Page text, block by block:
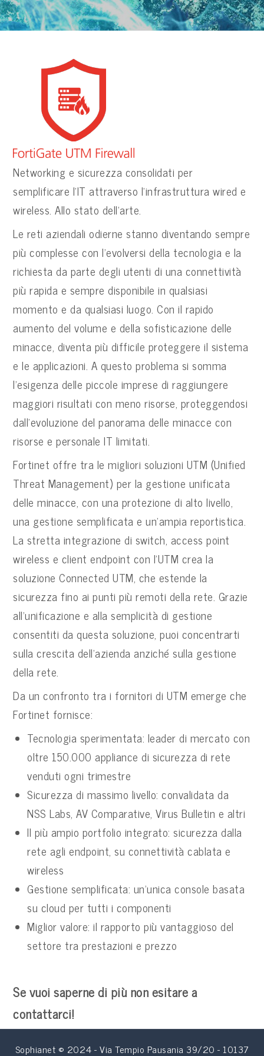
Networking e sicurezza consolidati per
semplificare l’IT attraverso l’infrastruttura wired e
wireless. Allo stato dell’arte.
Le reti aziendali odierne stanno diventando sempre
più complesse con l’evolversi della tecnologia e la
richiesta da parte degli utenti di una connettività
più rapida e sempre disponibile in qualsiasi
momento e da qualsiasi luogo. Con il rapido
aumento del volume e della sofisticazione delle
minacce, diventa più difficile proteggere il sistema
e le applicazioni. A questo problema si somma
l’esigenza delle piccole imprese di raggiungere
maggiori risultati con meno risorse, proteggendosi
dall’evoluzione del panorama delle minacce con
risorse e personale IT limitati.
Fortinet offre tra le migliori soluzioni UTM (Unified
Threat Management) per la gestione unificata
delle minacce, con una protezione di alto livello,
una gestione semplificata e un’ampia reportistica.
La stretta integrazione di switch, access point
wireless e client endpoint con l’UTM crea la
soluzione Connected UTM, che estende la
sicurezza fino ai punti più remoti della rete. Grazie
all’unificazione e alla semplicità di gestione
consentiti da questa soluzione, puoi concentrarti
sulla crescita dell’azienda anziché sulla gestione
della rete.
Da un confronto tra i fornitori di UTM emerge che
Fortinet fornisce:
Tecnologia sperimentata: leader di mercato con
oltre 150.000 appliance di sicurezza di rete
venduti ogni trimestre
Sicurezza di massimo livello: convalidata da
NSS Labs, AV Comparative, Virus Bulletin e altri
Il più ampio portfolio integrato: sicurezza dalla
rete agli endpoint, su connettività cablata e
wireless
Gestione semplificata: un’unica console basata
su cloud per tutti i componenti
Miglior valore: il rapporto più vantaggioso del
settore tra prestazioni e prezzo
Se vuoi saperne di più non esitare a
contattarci!
Sophianet © 2024 - Via Tempio Pausania 39/20 - 10137